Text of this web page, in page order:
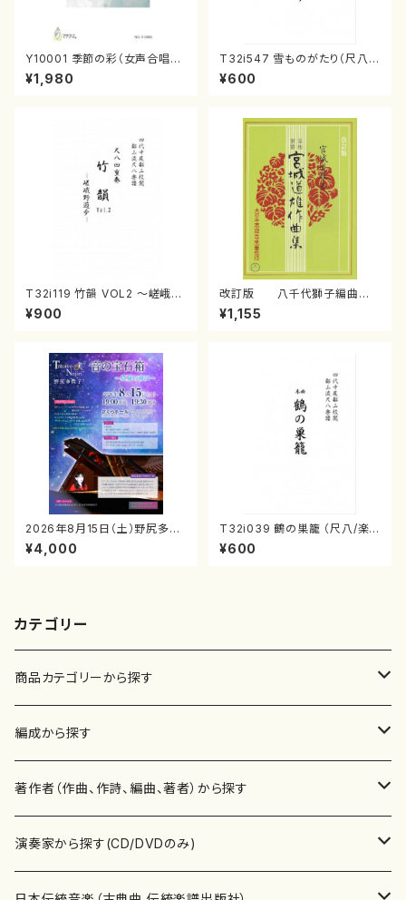
Y10001 季節の彩（女声合唱、
ピアノ/山岸徹/楽譜）
¥1,980
T32i547 雪ものがたり（尺八/
沢井忠夫/楽譜）都山流公刊楽譜
曲番:2256
¥600
T32i119 竹韻 VOL2 ～嵯峨野
遊歩～（尺八/野村峰山/尺八/都
山式譜）都山流公刊楽譜曲番:5
¥900
改訂版 八千代獅子編曲
（編曲八千代獅子）(/宮城道
雄/楽譜）
¥1,155
2026年8月15日（土）野尻多佳
子ピアノリサイタル 音の宝石
箱チケット一般
¥4,000
T32i039 鶴の巣籠 （尺八/楽
譜）都山no.38
¥600
カテゴリー
商品カテゴリーから探す
楽譜
書籍
書籍
テキストブック
CD・DVD
編成から探す
邦楽器
箏・琴（ソロ）
箏・琴（合奏）
合唱
混声合唱
著作者（作曲、作詩、編曲、著者）から探す
あ行
青木省三(アオキ ショウゾウ)
演奏家から探す(CD/DVDのみ)